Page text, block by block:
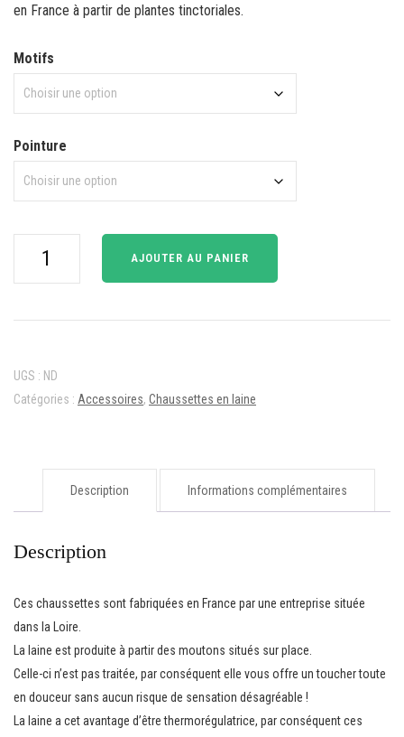
en France à partir de plantes tinctoriales.
Motifs
Pointure
et
impressions
AJOUTER AU PANIER
UGS : ND
Catégories : Accessoires, Chaussettes en laine
Description Informations complémentaires
Description
Ces chaussettes sont fabriquées en France par une entreprise située
dans la Loire.
La laine est produite à partir des moutons situés sur place.
Celle-ci n’est pas traitée, par conséquent elle vous offre un toucher toute
en douceur sans aucun risque de sensation désagréable !
La laine a cet avantage d’être thermorégulatrice, par conséquent ces